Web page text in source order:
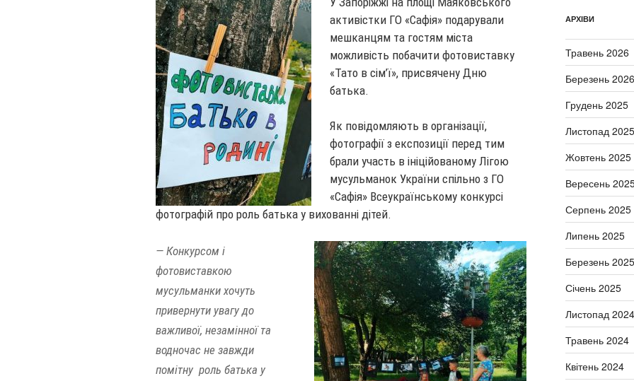
активістки ГО «Сафія» подарували
мешканцям та гостям міста
можливість побачити фотовиставку
«Тато в сім’ї», присвячену Дню
батька.
Як повідомляють в організації,
фотографії з експозиції перед тим
брали участь в ініційованому Лігою
мусульманок України спільно з ГО
«Сафія» Всеукраїнському конкурсі
фотографій про роль батька у вихованні дітей.
— Конкурсом і
фотовиставкою
мусульманки хочуть
привернути увагу до
важливої, незамінної та
водночас не завжди
помітну роль батька у
АРХІВИ
Травень 2026
Березень 2026
Грудень 2025
Листопад 2025
Жовтень 2025
Вересень
Серпень 2025
Липень 2025
Березень 2025
Січень 2025
Листопад 2024
Травень 2024
Квітень 2024